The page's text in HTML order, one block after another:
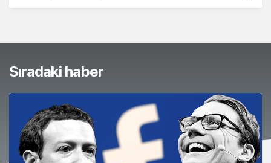
Sıradaki haber